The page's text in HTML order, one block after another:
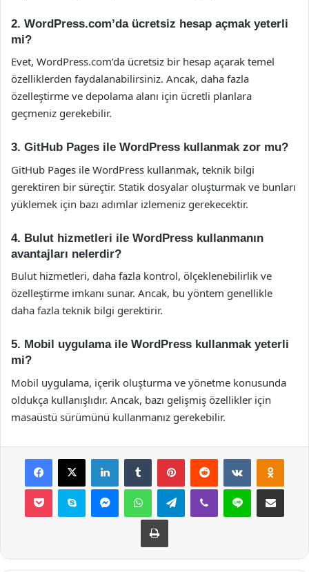
2. WordPress.com’da ücretsiz hesap açmak yeterli
mi?
Evet, WordPress.com’da ücretsiz bir hesap açarak temel
özelliklerden faydalanabilirsiniz. Ancak, daha fazla
özelleştirme ve depolama alanı için ücretli planlara
geçmeniz gerekebilir.
3. GitHub Pages ile WordPress kullanmak zor mu?
GitHub Pages ile WordPress kullanmak, teknik bilgi
gerektiren bir süreçtir. Statik dosyalar oluşturmak ve bunları
yüklemek için bazı adımlar izlemeniz gerekecektir.
4. Bulut hizmetleri ile WordPress kullanmanın
avantajları nelerdir?
Bulut hizmetleri, daha fazla kontrol, ölçeklenebilirlik ve
özelleştirme imkanı sunar. Ancak, bu yöntem genellikle
daha fazla teknik bilgi gerektirir.
5. Mobil uygulama ile WordPress kullanmak yeterli
mi?
Mobil uygulama, içerik oluşturma ve yönetme konusunda
oldukça kullanışlıdır. Ancak, bazı gelişmiş özellikler için
masaüstü sürümünü kullanmanız gerekebilir.
Facebook
X LinkedInTumblr PinterestReddit VKontakte
Pocket Skype MessengerWhatsAppTelegramViber Line E-Posta ile
Yazdır